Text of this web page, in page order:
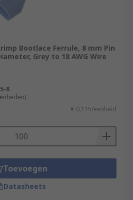
Bootlace Ferrule, 8 mm Pin
Grey to 18 AWG Wire
8
€ 0,115/eenheid
Toevoegen
Datasheets